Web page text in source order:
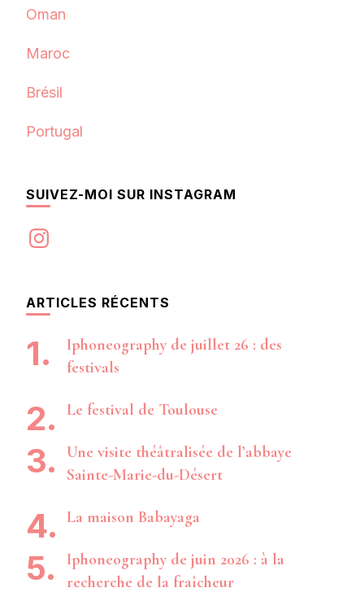
Oman
Maroc
Brésil
Portugal
SUIVEZ-MOI SUR INSTAGRAM
Instagram
ARTICLES RÉCENTS
Iphoneography de juillet 26 : des
festivals
Le festival de Toulouse
Une visite théâtralisée de l’abbaye
Sainte-Marie-du-Désert
La maison Babayaga
Iphoneography de juin 2026 : à la
recherche de la fraîcheur